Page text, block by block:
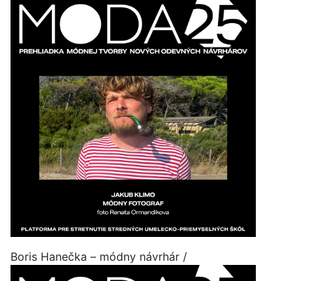
Boris Hanečka – módny návrhár /